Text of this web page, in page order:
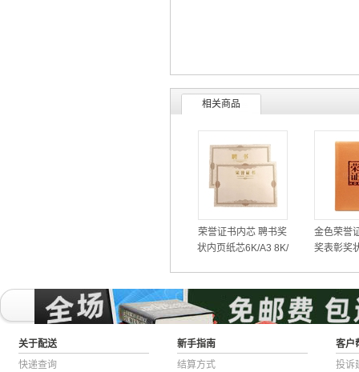
相关商品
荣誉证书内芯 聘书奖
状内页纸芯6K/A3 8K/
金色荣誉
奖表彰奖
关于配送
快递查询
新手指南
结算方式
客户
投诉